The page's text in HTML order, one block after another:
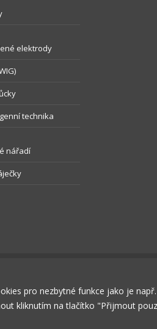
elektrody
technika
nářadí
KONTAKT OBCHODNÍ PODMÍNKY
pro nezbytné funkce jako je
kliknutím na tlačítko "Přijmout